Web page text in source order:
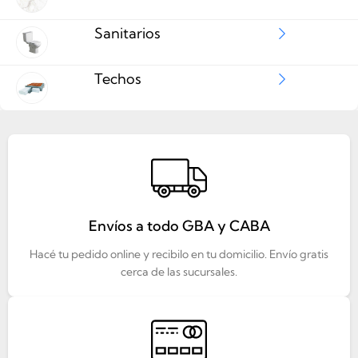
Sanitarios
Techos
Envíos a todo GBA y CABA
Hacé tu pedido online y recibilo en tu domicilio. Envío gratis
cerca de las sucursales.